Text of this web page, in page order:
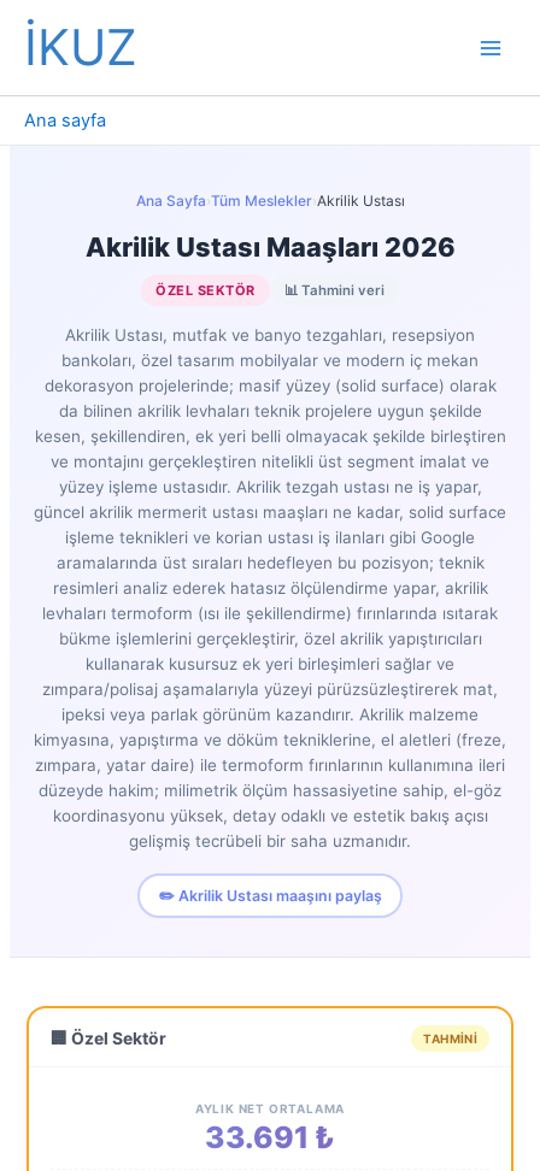
İçeriğe
İKUZ
Ana sayfa
Ana Sayfa›Tüm Meslekler›Akrilik Ustası
Akrilik Ustası Maaşları 2026
ÖZEL SEKTÖR 📊 Tahmini veri
Akrilik Ustası, mutfak ve banyo tezgahları, resepsiyon
bankoları, özel tasarım mobilyalar ve modern iç mekan
dekorasyon projelerinde; masif yüzey (solid surface) olarak
da bilinen akrilik levhaları teknik projelere uygun şekilde
kesen, şekillendiren, ek yeri belli olmayacak şekilde birleştiren
ve montajını gerçekleştiren nitelikli üst segment imalat ve
yüzey işleme ustasıdır. Akrilik tezgah ustası ne iş yapar,
güncel akrilik mermerit ustası maaşları ne kadar, solid surface
işleme teknikleri ve korian ustası iş ilanları gibi Google
aramalarında üst sıraları hedefleyen bu pozisyon; teknik
resimleri analiz ederek hatasız ölçülendirme yapar, akrilik
levhaları termoform (ısı ile şekillendirme) fırınlarında ısıtarak
bükme işlemlerini gerçekleştirir, özel akrilik yapıştırıcıları
kullanarak kusursuz ek yeri birleşimleri sağlar ve
zımpara/polisaj aşamalarıyla yüzeyi pürüzsüzleştirerek mat,
ipeksi veya parlak görünüm kazandırır. Akrilik malzeme
kimyasına, yapıştırma ve döküm tekniklerine, el aletleri (freze,
zımpara, yatar daire) ile termoform fırınlarının kullanımına ileri
düzeyde hakim; milimetrik ölçüm hassasiyetine sahip, el-göz
koordinasyonu yüksek, detay odaklı ve estetik bakış açısı
gelişmiş tecrübeli bir saha uzmanıdır.
✏️ Akrilik Ustası maaşını paylaş
🏢 Özel Sektör TAHMINI
AYLIK NET ORTALAMA
33.691 ₺